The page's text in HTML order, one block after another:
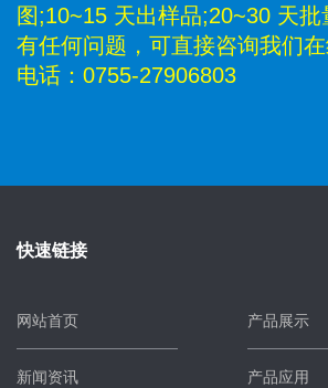
图;10~15 天出样品;20~30 天批
有任何问题，可直接咨询我们
电话：0755-27906803
快速链接
网站首页 产品展示
新闻资讯 产品应用